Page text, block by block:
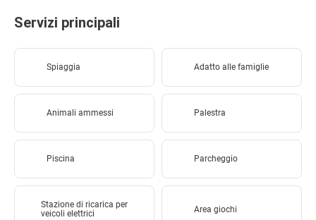
Servizi principali
Spiaggia Adatto alle famiglie
Animali ammessi Palestra
Piscina Parcheggio
Stazione di ricarica per
veicoli elettrici
Area giochi